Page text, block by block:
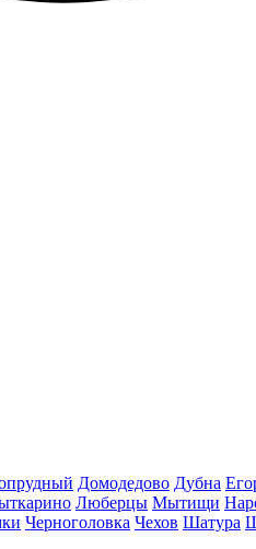
Домодедово Дубна
Люберцы Мытищи
Черноголовка Чехов Шатура